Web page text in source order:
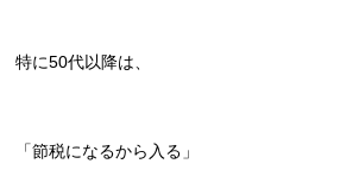
特に50代以降は、
「節税になるから入る」